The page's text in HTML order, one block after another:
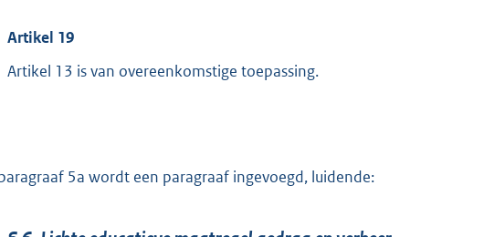
Artikel 19
Artikel 13 is van overeenkomstige toepassing.
5a wordt een paragraaf ingevoegd, luidende: